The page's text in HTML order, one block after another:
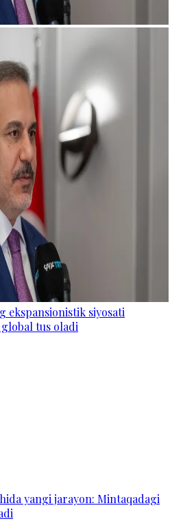
ekspansionistik siyosati
tus oladi
yangi jarayon: Mintaqadagi